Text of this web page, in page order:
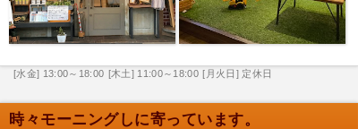
[水金] 13:00～18:00 [木土] 11:00～18:00 [月火日] 定休日
時々モーニングしに寄っています。